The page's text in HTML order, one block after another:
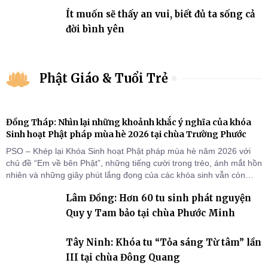
Ít muốn sẽ thấy an vui, biết đủ ta sống cả
đời bình yên
Phật Giáo & Tuổi Trẻ
Đồng Tháp: Nhìn lại những khoảnh khắc ý nghĩa của khóa
Sinh hoạt Phật pháp mùa hè 2026 tại chùa Trường Phước
PSO – Khép lại Khóa Sinh hoạt Phật pháp mùa hè năm 2026 với
chủ đề “Em về bên Phật”, những tiếng cười trong trẻo, ánh mắt hồn
nhiên và những giây phút lắng đọng của các khóa sinh vẫn còn
Tháp). Những tuần tu học ngắn ngủi nhưng đã trở thành hành
trang quý báu, gieo những hạt giống thiện l
Lâm Đồng: Hơn 60 tu sinh phát nguyện
Quy y Tam bảo tại chùa Phước Minh
Tây Ninh: Khóa tu “Tỏa sáng Từ tâm” lần
III tại chùa Đông Quang